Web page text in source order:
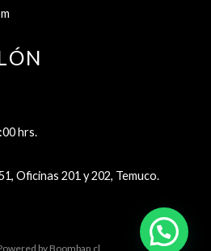
hrs.
Oficinas 201 y 202, Temuco.
by Boombap.cl